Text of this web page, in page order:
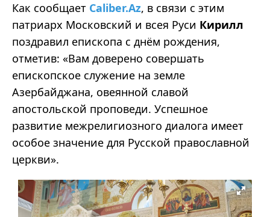
Как сообщает Caliber.Az, в связи с этим
патриарх Московский и всея Руси Кирилл
поздравил епископа с днём рождения,
отметив: «Вам доверено совершать
епископское служение на земле
Азербайджана, овеянной славой
апостольской проповеди. Успешное
развитие межрелигиозного диалога имеет
особое значение для Русской православной
церкви».